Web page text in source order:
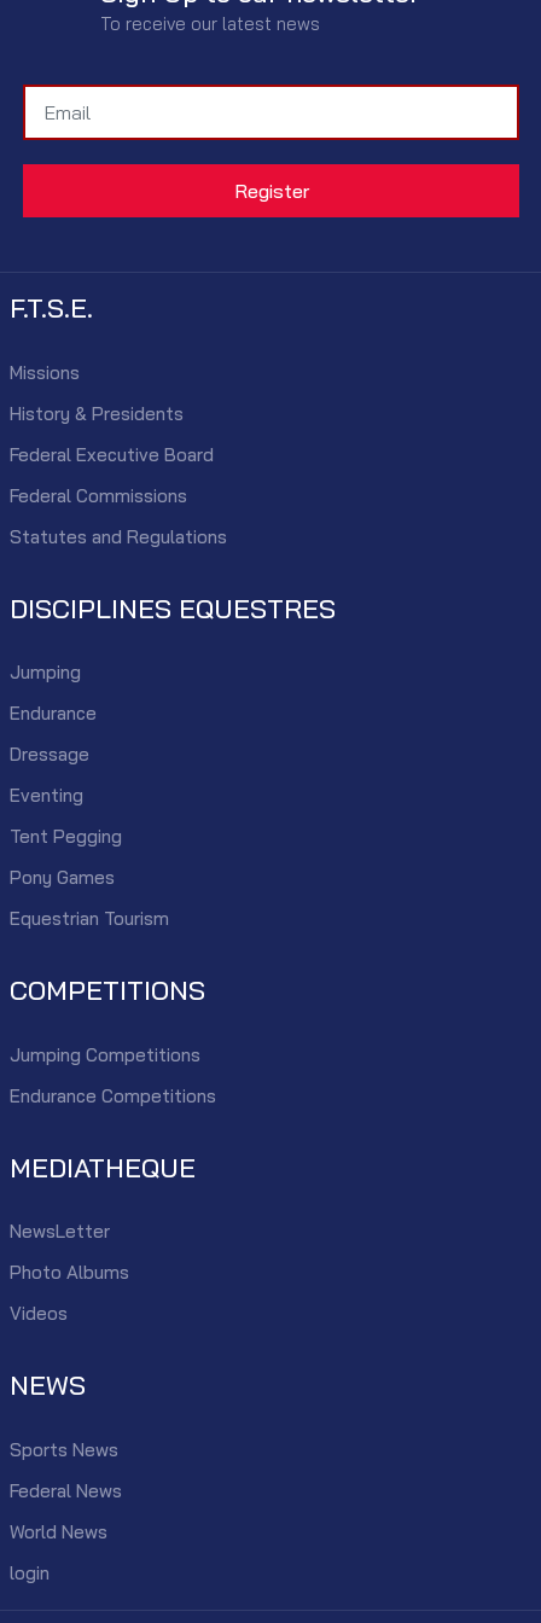
To receive our latest news
F.T.S.E.
Missions
History & Presidents
Federal Executive Board
Federal Commissions
Statutes and Regulations
DISCIPLINES EQUESTRES
Jumping
Endurance
Dressage
Eventing
Tent Pegging
Pony Games
Equestrian Tourism
COMPETITIONS
Jumping Competitions
Endurance Competitions
MEDIATHEQUE
NewsLetter
Photo Albums
Videos
NEWS
Sports News
Federal News
World News
login